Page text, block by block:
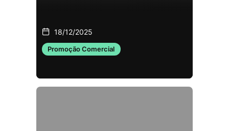
18/12/2025
Promoção Comercial